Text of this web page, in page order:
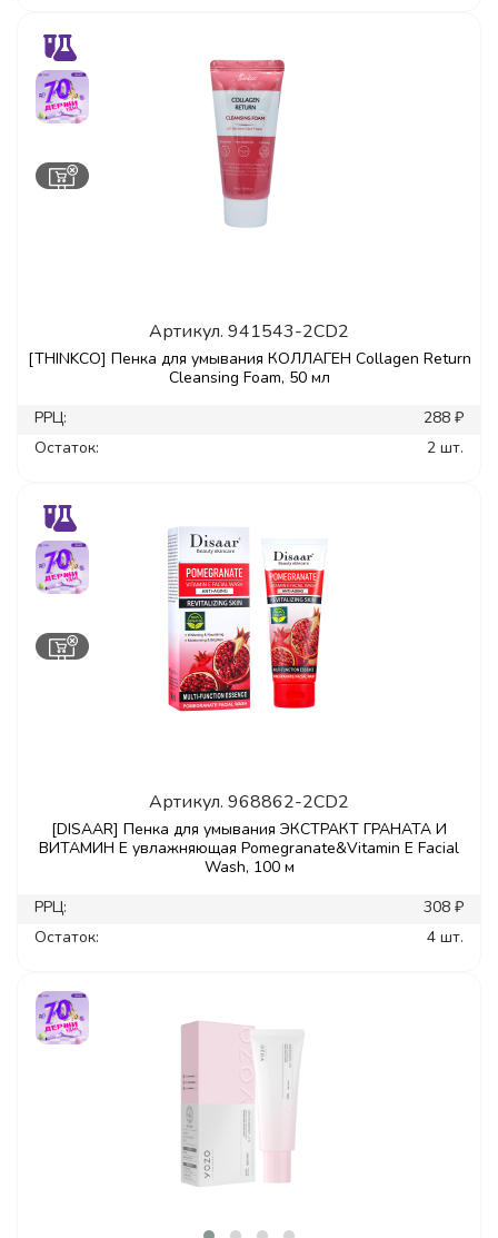
Артикул. 941543-2CD2
[THINKCO] Пенка для умывания КОЛЛАГЕН Collagen Return
Cleansing Foam, 50 мл
РРЦ:
288 ₽
Остаток:
2 шт.
Артикул. 968862-2CD2
[DISAAR] Пенка для умывания ЭКСТРАКТ ГРАНАТА И
ВИТАМИН Е увлажняющая Pomegranate&Vitamin E Facial
Wash, 100 м
РРЦ:
308 ₽
Остаток:
4 шт.